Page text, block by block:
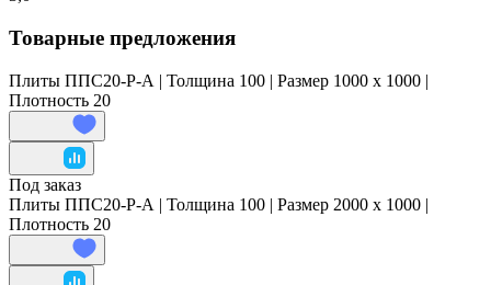
Товарные предложения
Плиты ППС20-Р-А | Толщина 100 | Размер 1000 x 1000 |
Плотность 20
Под заказ
Плиты ППС20-Р-А | Толщина 100 | Размер 2000 x 1000 |
Плотность 20